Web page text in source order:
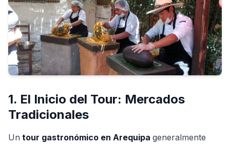
1. El Inicio del Tour: Mercados
Tradicionales
Un tour gastronómico en Arequipa generalmente